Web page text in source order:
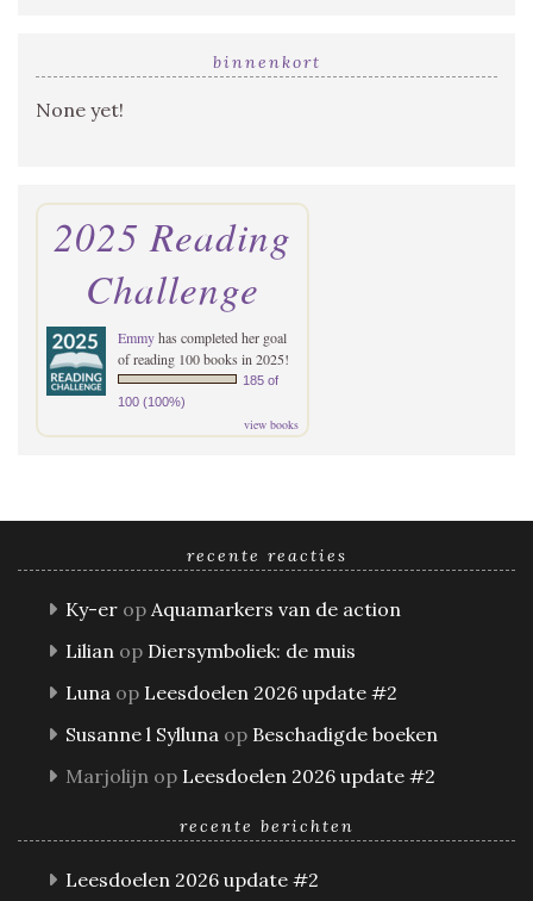
binnenkort
None yet!
2025 Reading
Challenge
Emmyhas completed her goal
of reading 100 books in 2025!
185 of
100 (100%)
view books
recente reacties
Ky-er op Aquamarkers van de action
Lilian op Diersymboliek: de muis
Luna op Leesdoelen 2026 update #2
Susanne l Sylluna op Beschadigde boeken
Marjolijn op Leesdoelen 2026 update #2
recente berichten
Leesdoelen 2026 update #2